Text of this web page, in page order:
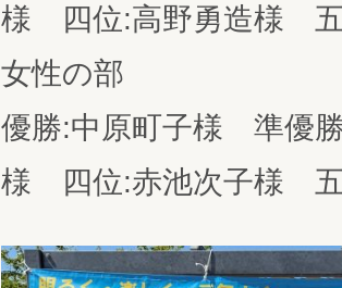
様 四位:高野勇造様 五
女性の部
優勝:中原町子様 準優
様 四位:赤池次子様 五